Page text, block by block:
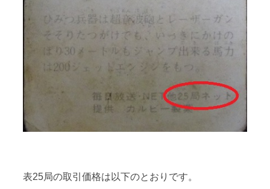
表25局の取引価格は以下のとおりです。